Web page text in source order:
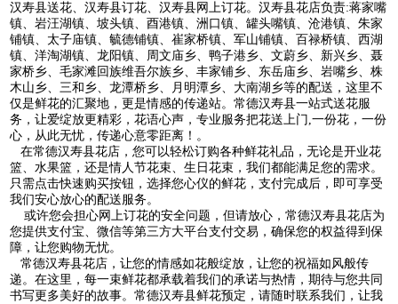
汉寿县送花、汉寿县订花、汉寿县网上订花。汉寿县花店负责:蒋家嘴
镇、岩汪湖镇、坡头镇、酉港镇、洲口镇、罐头嘴镇、沧港镇、朱家
铺镇、太子庙镇、毓德铺镇、崔家桥镇、军山铺镇、百禄桥镇、西湖
镇、洋淘湖镇、龙阳镇、周文庙乡、鸭子港乡、文蔚乡、新兴乡、聂
家桥乡、毛家滩回族维吾尔族乡、丰家铺乡、东岳庙乡、岩嘴乡、株
木山乡、三和乡、龙潭桥乡、月明潭乡、大南湖乡等的配送，这里不
仅是鲜花的汇聚地，更是情感的传递站。常德汉寿县一站式送花服
务，让爱绽放更精彩，花语心声，专业服务把花送上门,一份花，一份
心，从此无忧，传递心意零距离！。
在常德汉寿县花店，您可以轻松订购各种鲜花礼品，无论是开业花
篮、水果篮，还是情人节花束、生日花束，我们都能满足您的需求。
只需点击快速购买按钮，选择您心仪的鲜花，支付完成后，即可享受
我们安心放心的配送服务。
或许您会担心网上订花的安全问题，但请放心，常德汉寿县花店为
您提供支付宝、微信等第三方大平台支付交易，确保您的权益得到保
障，让您购物无忧。
常德汉寿县花店，让您的情感如花般绽放，让您的祝福如风般传
递。在这里，每一束鲜花都承载着我们的承诺与热情，期待与您共同
书写更多美好的故事。常德汉寿县鲜花预定，请随时联系我们，让我